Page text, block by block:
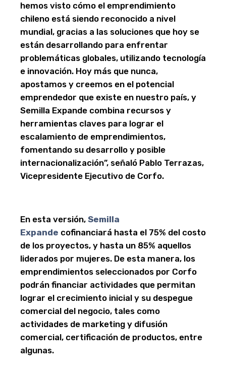
hemos visto cómo el emprendimiento
chileno está siendo reconocido a nivel
mundial, gracias a las soluciones que hoy se
están desarrollando para enfrentar
problemáticas globales, utilizando tecnología
e innovación. Hoy más que nunca,
apostamos y creemos en el potencial
emprendedor que existe en nuestro país, y
Semilla Expande combina recursos y
herramientas claves para lograr el
escalamiento de emprendimientos,
fomentando su desarrollo y posible
internacionalización”, señaló Pablo Terrazas,
Vicepresidente Ejecutivo de Corfo.
En esta versión, Semilla
Expande cofinanciará hasta el 75% del costo
de los proyectos, y hasta un 85% aquellos
liderados por mujeres. De esta manera, los
emprendimientos seleccionados por Corfo
podrán financiar actividades que permitan
lograr el crecimiento inicial y su despegue
comercial del negocio, tales como
actividades de marketing y difusión
comercial, certificación de productos, entre
algunas.